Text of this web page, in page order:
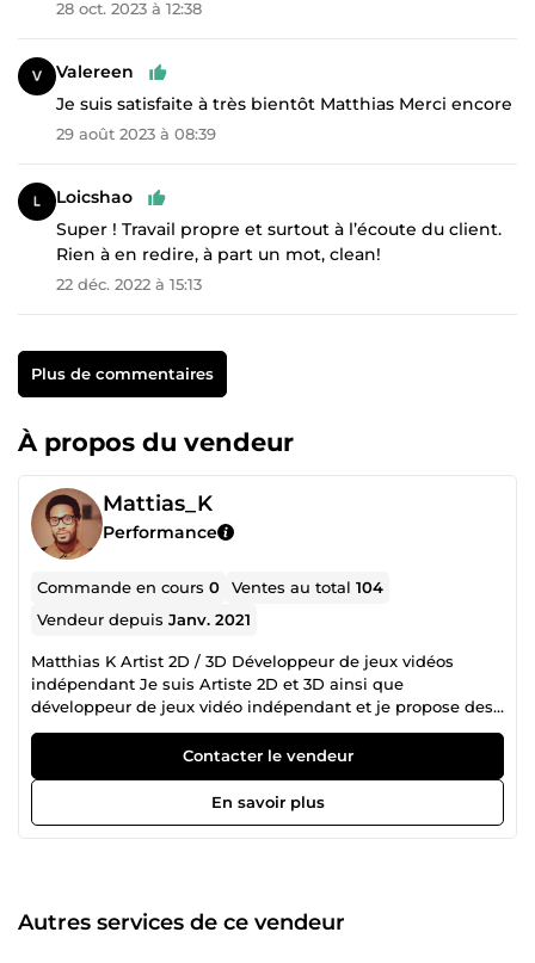
28 oct. 2023 à 12:38
Valereen
Je suis satisfaite à très bientôt Matthias Merci encore
29 août 2023 à 08:39
Loicshao
Super ! Travail propre et surtout à l’écoute du client.
Rien à en redire, à part un mot, clean!
22 déc. 2022 à 15:13
Plus de commentaires
À propos du vendeur
Mattias_K
Performance
Commande en cours0 Ventes au total104
Vendeur depuisJanv. 2021
Matthias K Artist 2D / 3D Développeur de jeux vidéos
indépendant Je suis Artiste 2D et 3D ainsi que
développeur de jeux vidéo indépendant et je propose des
solutions artistiques innovantes à une clientèle variée.
Depuis ma plus tendre enfance, je m’intéresse au dessin,
images de synthèse et jeux vidéos en m’exerçant à la
pratique de ces diverses compétences. Depuis, j’ai
développé mon propre style et je propose une approche
auxquels j’ai participé et n’hésitez pas à me contacter si
vous avez la moindre question. Ce serait un plaisir
Contacter le vendeur
En savoir plus
Autres services de ce vendeur